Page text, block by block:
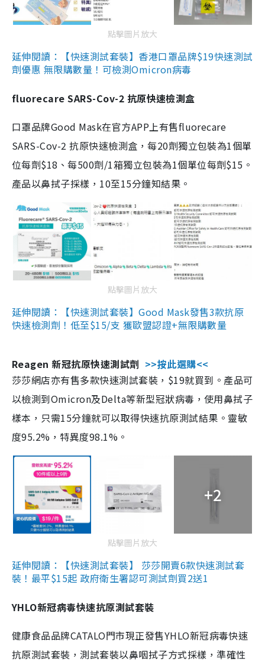
點擊圖片放大
延伸閱讀：【快速測試套裝】香港口罩品牌$19快速測試
劑優惠 無限購數量！可檢測Omicron病毒
fluorecare SARS-Cov-2 抗原快速檢測盒
口罩品牌Good Mask在官方APP上有售fluorecare
SARS-Cov-2 抗原快速檢測盒，每20劑獨立包裝為1個單
位每劑$18、每500劑/1箱獨立包裝為1個單位每劑$15。
產品以鼻拭子採樣，10至15分鐘知結果。
點擊圖片放大
延伸閱讀：【快速測試套裝】Good Mask發售3款抗原
快速檢測劑！低至$15/支 獲歐盟認證+無限購數量
Reagen 新冠抗原快速測試劑 >>按此選購<<
莎莎網店亦有售多款快速測試套裝，$19就買到。產品可
以檢測到Omicron及Delta等新型冠狀病毒，使用鼻拭子
樣本，只需15分鐘就可以取得快速抗原測試結果。靈敏
度95.2%，特異度98.1%。
+2
點擊圖片放大
延伸閱讀：【快速測試套裝】 莎莎開賣6款快速測試套
裝！最平$15起 政府衛生署認可測試劑買2送1
YHLO新冠病毒快速抗原測試套裝
健康食品品牌CATALO門市現正發售YHLO新冠病毒快速
抗原測試套裝，測試套裝以鼻咽拭子方式採樣，準確性